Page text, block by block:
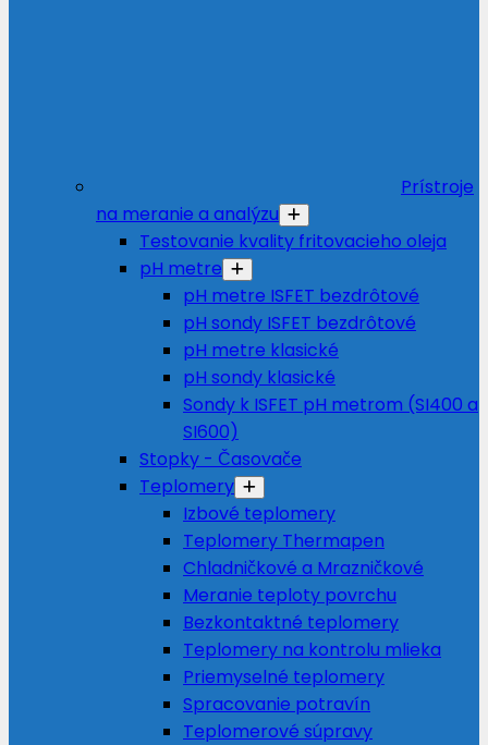
Prístroje
na meranie a analýzu
Testovanie kvality fritovacieho oleja
pH metre
pH metre ISFET bezdrôtové
pH sondy ISFET bezdrôtové
pH metre klasické
pH sondy klasické
Sondy k ISFET pH metrom (SI400 a
SI600)
Stopky - Časovače
Teplomery
Izbové teplomery
Teplomery Thermapen
Chladničkové a Mrazničkové
Meranie teploty povrchu
Bezkontaktné teplomery
Teplomery na kontrolu mlieka
Priemyselné teplomery
Spracovanie potravín
Teplomerové súpravy